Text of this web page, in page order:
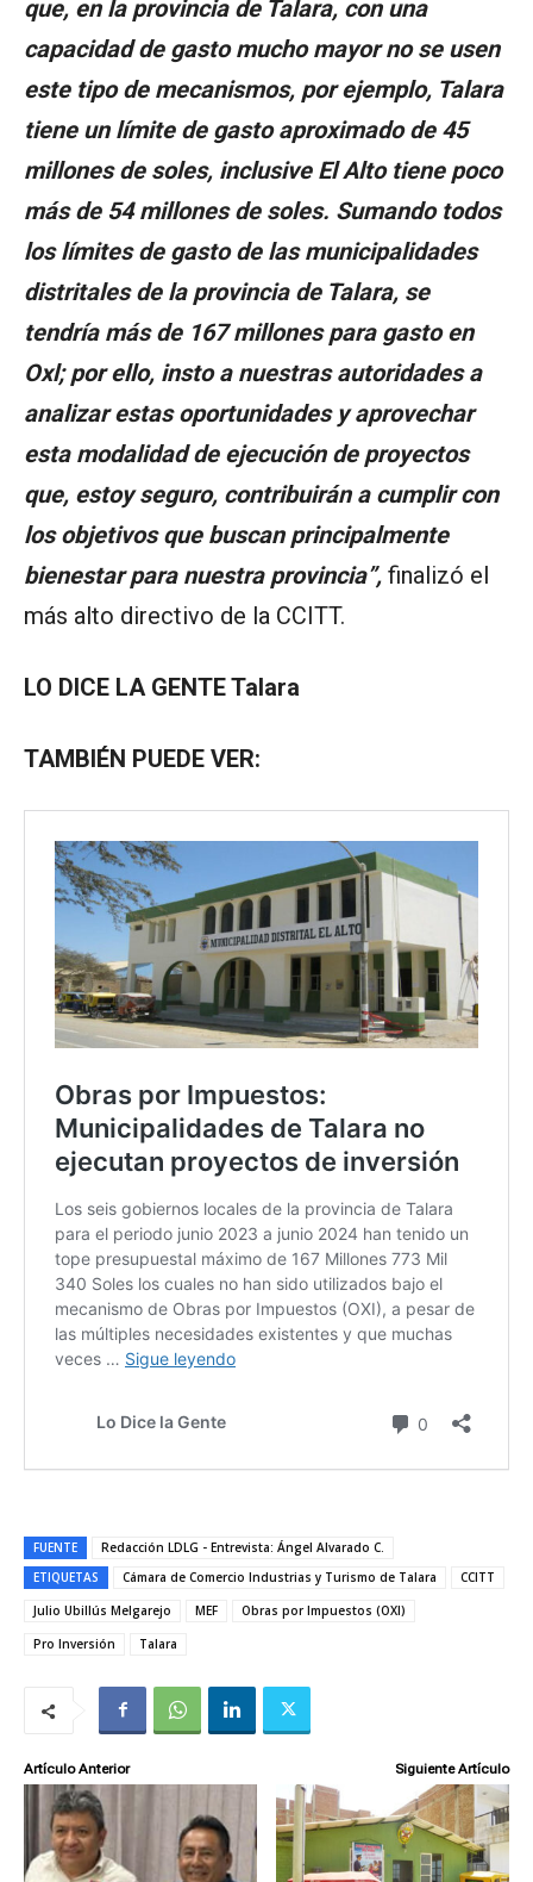
que, en la provincia de Talara, con una
capacidad de gasto mucho mayor no se usen
este tipo de mecanismos, por ejemplo, Talara
tiene un límite de gasto aproximado de 45
millones de soles, inclusive El Alto tiene poco
más de 54 millones de soles. Sumando todos
los límites de gasto de las municipalidades
distritales de la provincia de Talara, se
tendría más de 167 millones para gasto en
Oxl; por ello, insto a nuestras autoridades a
analizar estas oportunidades y aprovechar
esta modalidad de ejecución de proyectos
que, estoy seguro, contribuirán a cumplir con
los objetivos que buscan principalmente
bienestar para nuestra provincia”, finalizó el
más alto directivo de la CCITT.
LO DICE LA GENTE Talara
TAMBIÉN PUEDE VER:
FUENTE
Redacción LDLG - Entrevista: Ángel Alvarado C.
ETIQUETAS
Cámara de Comercio Industrias y Turismo de Talara
CCITT
Julio Ubillús Melgarejo
MEF
Obras por Impuestos (OXI)
Pro Inversión
Talara
Artículo Anterior Siguiente Artículo